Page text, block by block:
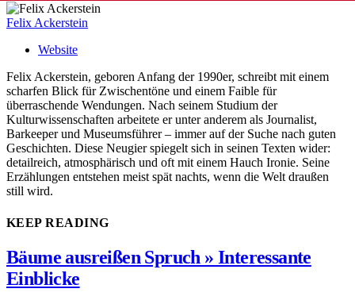
Felix Ackerstein
Website
Felix Ackerstein, geboren Anfang der 1990er, schreibt mit einem
scharfen Blick für Zwischentöne und einem Faible für
überraschende Wendungen. Nach seinem Studium der
Kulturwissenschaften arbeitete er unter anderem als Journalist,
Barkeeper und Museumsführer – immer auf der Suche nach guten
Geschichten. Diese Neugier spiegelt sich in seinen Texten wider:
detailreich, atmosphärisch und oft mit einem Hauch Ironie. Seine
Erzählungen entstehen meist spät nachts, wenn die Welt draußen
still wird.
KEEP READING
Bäume ausreißen Spruch » Interessante
Einblicke